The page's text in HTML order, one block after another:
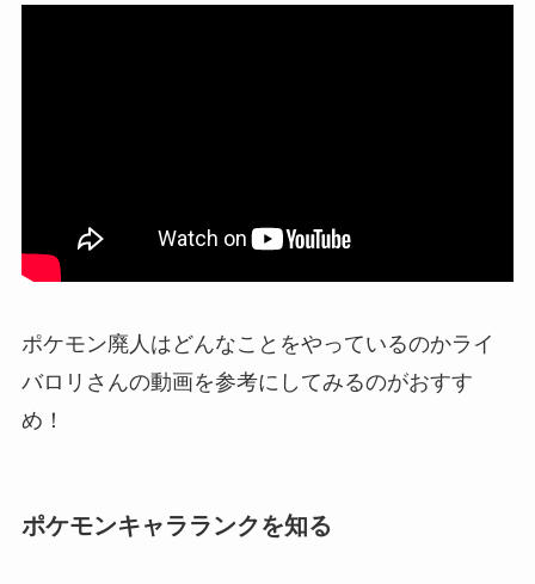
ポケモン廃人はどんなことをやっているのかライ
バロリさんの動画を参考にしてみるのがおすす
め！
ポケモンキャラランクを知る